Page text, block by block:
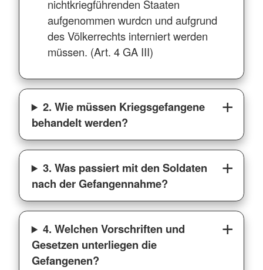
nichtkriegführenden Staaten
aufgenommen wurdcn und aufgrund
des Völkerrechts interniert werden
müssen. (Art. 4 GA III)
2. Wie müssen Kriegsgefangene
behandelt werden?
3. Was passiert mit den Soldaten
nach der Gefangennahme?
4. Welchen Vorschriften und
Gesetzen unterliegen die
Gefangenen?